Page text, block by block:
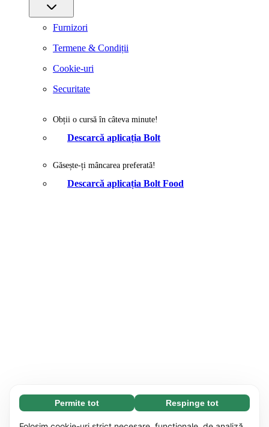
Necesare (65)
Modulele cookie necesare contribuie la
Aflați mai multe
Permite tot Respinge tot
Furnizori
Termene & Condiții
Cookie-uri
Securitate
Obții o cursă în câteva minute!
Descarcă aplicația Bolt
Găsește-ți mâncarea preferată!
Descarcă aplicația Bolt Food